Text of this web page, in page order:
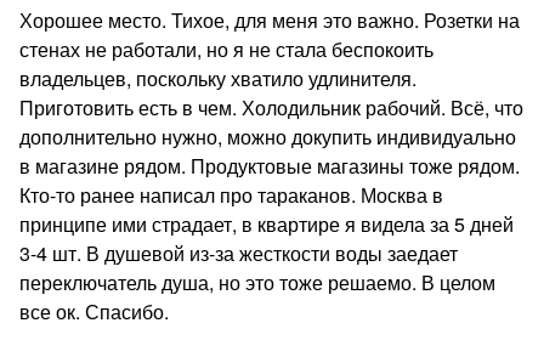
Хорошее место. Тихое, для меня это важно. Розетки на
стенах не работали, но я не стала беспокоить
владельцев, поскольку хватило удлинителя.
Приготовить есть в чем. Холодильник рабочий. Всё, что
дополнительно нужно, можно докупить индивидуально
в магазине рядом. Продуктовые магазины тоже рядом.
Кто-то ранее написал про тараканов. Москва в
принципе ими страдает, в квартире я видела за 5 дней
3-4 шт. В душевой из-за жесткости воды заедает
переключатель душа, но это тоже решаемо. В целом
все ок. Спасибо.